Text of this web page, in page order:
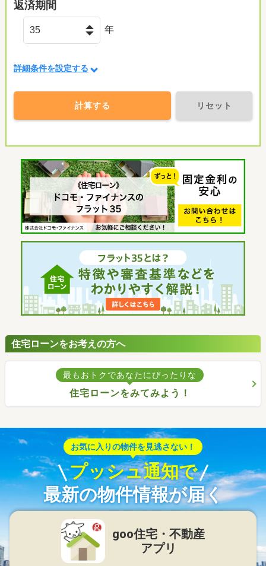
返済期間
年
詳細条件を設定する
計算する リセット
住宅ローンをお考えの方へ
最もおトクであなたにぴったりな
住宅ローンをみてみよう！
お気に入りの物件を見逃さない！
プッシュ通知で
最新の物件情報が届く
goo住宅・不動産
アプリ